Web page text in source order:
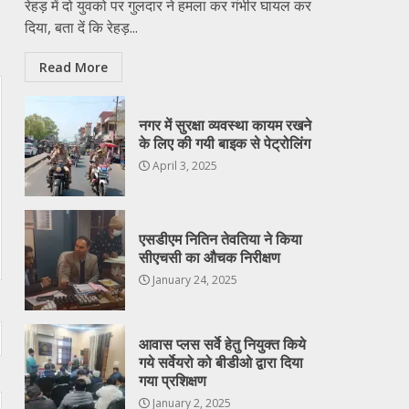
रेहड़ में दो युवको पर गुलदार ने हमला कर गंभीर घायल कर
दिया, बता दें कि रेहड़...
Read More
नगर में सुरक्षा व्यवस्था कायम रखने
के लिए की गयी बाइक से पेट्रोलिंग
April 3, 2025
एसडीएम नितिन तेवतिया ने किया
सीएचसी का औचक निरीक्षण
January 24, 2025
आवास प्लस सर्वे हेतु नियुक्त किये
गये सर्वेयरो को बीडीओ द्वारा दिया
गया प्रशिक्षण
January 2, 2025